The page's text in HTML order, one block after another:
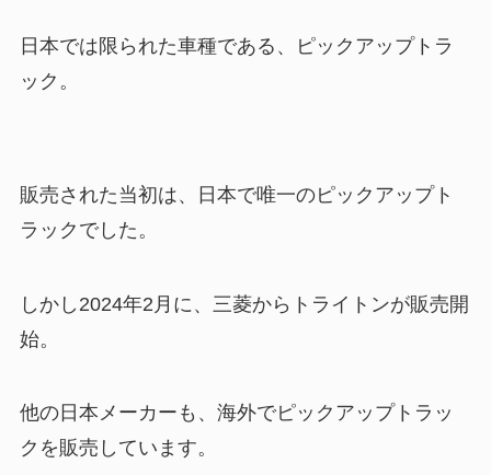
日本では限られた車種である、ピックアップトラ
ック。
販売された当初は、日本で唯一のピックアップト
ラックでした。
しかし2024年2月に、三菱からトライトンが販売開
始。
他の日本メーカーも、海外でピックアップトラッ
クを販売しています。